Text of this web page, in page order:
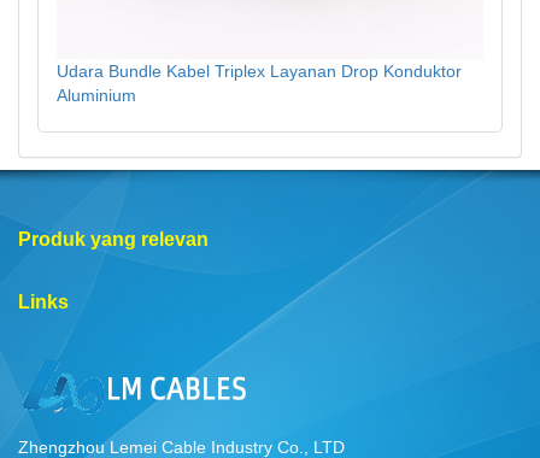
Udara Bundle Kabel Triplex Layanan Drop Konduktor
Aluminium
Produk yang relevan
Links
Zhengzhou Lemei Cable Industry Co., LTD